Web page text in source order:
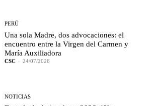
PERÚ
Una sola Madre, dos advocaciones: el
encuentro entre la Virgen del Carmen y
María Auxiliadora
CSC - 24/07/2026
NOTICIAS